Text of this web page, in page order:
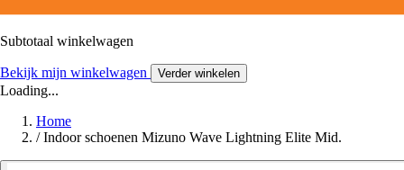
Subtotaal winkelwagen
Bekijk mijn winkelwagen Verder winkelen
Loading...
Home
/ Indoor schoenen Mizuno Wave Lightning Elite Mid.